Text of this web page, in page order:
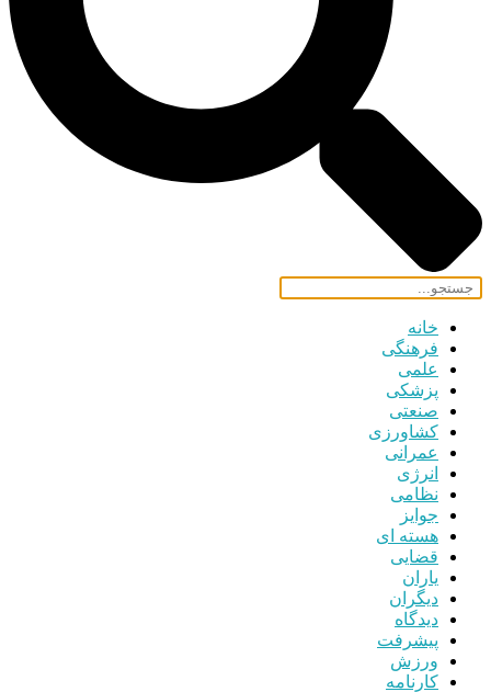
خانه
فرهنگی
علمی
پزشکی
صنعتی
کشاورزی
عمرانی
انرژی
نظامی
جوایز
هسته ای
قضایی
یاران
دیگران
دیدگاه
پیشرفت
ورزش
کارنامه